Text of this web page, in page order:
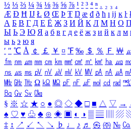
½ ⅓ ⅔ ¼ ¾ ⅛ ⅜ ⅝ ⅞ ¹ ² ³ ⁴ ⁿ ₁ ₂ ₃ ₄
Æ Ð Ħ Ĳ Ł Ø Œ Þ Ŧ Ŋ æ đ ð ħ ı ĳ ĸ ŀ ł
А Б В Г Д Е Ё Ж З И Й К Л М Н О П
Ы Ь Э Ю Я а б в г д е ё ж з и й к л м
ы ь э ю я
′ ″ ℃ Å ￠ ￡ ￥ ¤ ℉ ‰ ＄ ％ Ｆ ￦
㎙ ㎚ ㎛ ㎜ ㎝ ㎞ ㎟ ㎠ ㎡ ㎢ ㏊ ㎍
㎱ ㎲ ㎳ ㎴ ㎵ ㎶ ㎷ ㎸ ㎹ ㎀ ㎁ ㎂
㎒ ㎓ ㎔ Ω ㏀ ㏁ ㎊ ㎋ ㎌ ㏖ ㏅ ㎭ ㎮
㏃ ㏉ ㏜ ㏆
§ ※ ☆ ★ ○ ● ◎ ◇ ◆ □ ■ △ ▽ →
♠ ♡ ♥ ♧ ♣ ⊙ ◈ ▣ ◐ ◑ ▒ ▤ ▨
‡ ↕ ↗ ↙ ↖ ↘ ♭ ♩ ♪ ♬ ㉿ ㈜ № ㏇